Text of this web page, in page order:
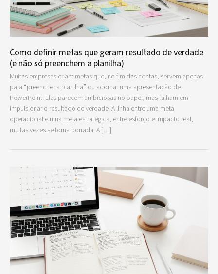
Como definir metas que geram resultado de verdade
(e não só preenchem a planilha)
Muitas empresas criam metas que, no fim das contas, servem apenas
para “preencher a planilha” ou adornar uma apresentação de
PowerPoint. Elas parecem ambiciosas no papel, mas falham em
impulsionar o resultado de verdade. A linha entre uma meta
operacional e uma meta estratégica, entre esforço e impacto real,
muitas vezes se torna borrada. A […]